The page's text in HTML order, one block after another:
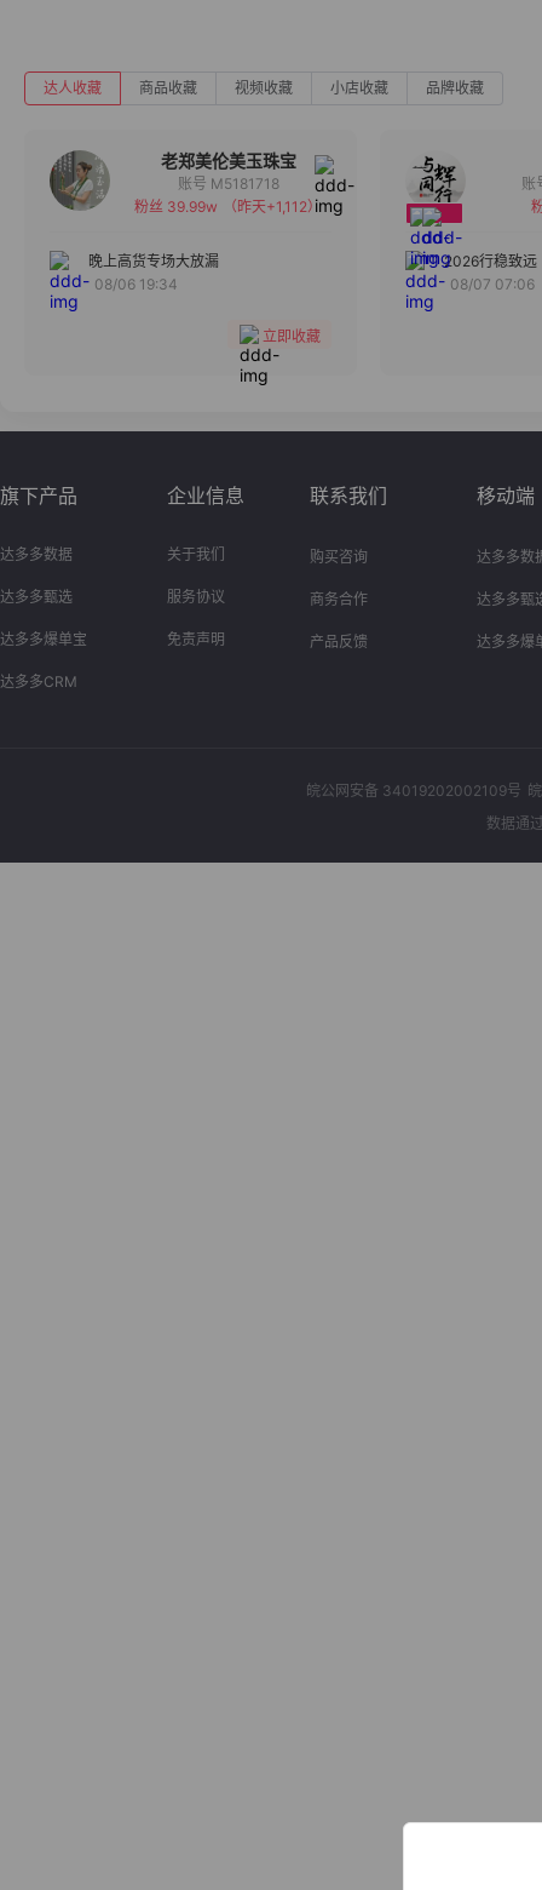
达人收藏 商品收藏 视频收藏 小店收藏 品牌收藏
老郑美伦美玉珠宝
备注
分组
账号 M5181718
粉丝 39.99w
（昨天+1,112）
晚上高货专场大放漏
08/06 19:34
立即收藏
2026行稳致远
08/07 07:06
旗下产品
达多多数据
达多多甄选
达多多爆单宝
达多多CRM
企业信息
关于我们
服务协议
免责声明
联系我们
购买咨询
商务合作
产品反馈
移动端
达多多数
达多多甄
达多多爆
皖公网安备 34019202002109号
数据通